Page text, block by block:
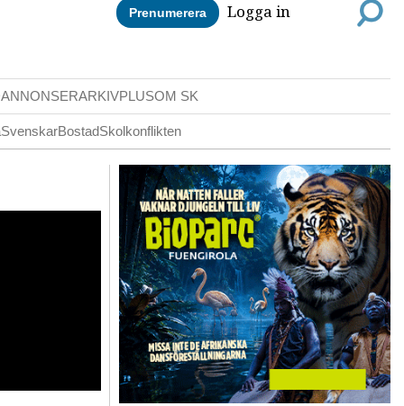
Prenumerera Logga in
ARKIVPLUSOM SK
SvenskarBostadSkolkonflikten